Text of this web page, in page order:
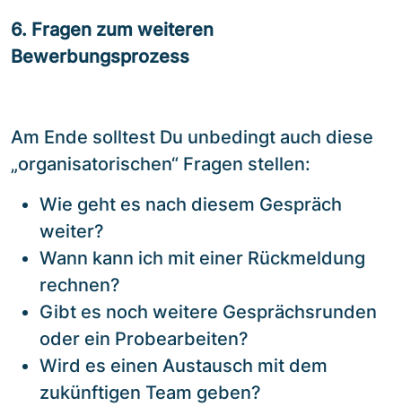
6. Fragen zum weiteren
Bewerbungsprozess
Am Ende solltest Du unbedingt auch diese
„organisatorischen“ Fragen stellen:
Wie geht es nach diesem Gespräch
weiter?
Wann kann ich mit einer Rückmeldung
rechnen?
Gibt es noch weitere Gesprächsrunden
oder ein Probearbeiten?
Wird es einen Austausch mit dem
zukünftigen Team geben?